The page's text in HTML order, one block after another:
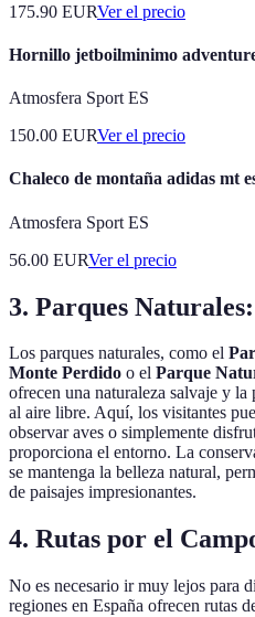
175.90 EURVer el precio
Hornillo jetboilminimo
Atmosfera Sport ES
150.00 EURVer el precio
Chaleco de montaña adidas mt
Atmosfera Sport ES
56.00 EURVer el precio
3. Parques
Los parques naturales, como el
Monte Perdido o el Parque
ofrecen una naturaleza salvaje y
al aire libre. Aquí, los visitantes
observar aves o simplemente
proporciona el entorno. La
se mantenga la belleza natural,
de paisajes impresionantes.
4. Rutas por el
No es necesario ir muy lejos para
regiones en España ofrecen rutas